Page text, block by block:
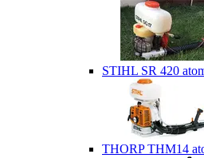
STIHL SR 420
THORP THM14